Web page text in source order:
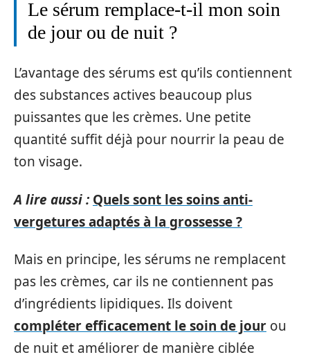
Le sérum remplace-t-il mon soin
de jour ou de nuit ?
L’avantage des sérums est qu’ils contiennent
des substances actives beaucoup plus
puissantes que les crèmes. Une petite
quantité suffit déjà pour nourrir la peau de
ton visage.
A lire aussi : Quels sont les soins anti-
vergetures adaptés à la grossesse ?
Mais en principe, les sérums ne remplacent
pas les crèmes, car ils ne contiennent pas
d’ingrédients lipidiques. Ils doivent
compléter efficacement le soin de jour ou
de nuit et améliorer de manière ciblée